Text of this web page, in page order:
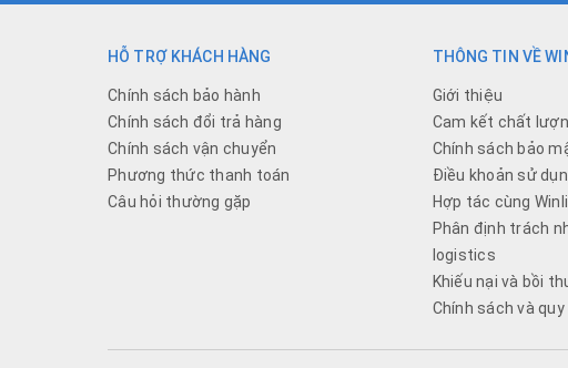
HỖ TRỢ KHÁCH HÀNG
Chính sách bảo hành
Chính sách đổi trả hàng
Chính sách vận chuyển
Phương thức thanh toán
Câu hỏi thường gặp
THÔNG TIN VỀ
Giới thiệu
Cam kết chất
Chính sách bảo
Điều khoản sử
Hợp tác cùng
Phân định trách
logistics
Khiếu nại và bồi
Chính sách và